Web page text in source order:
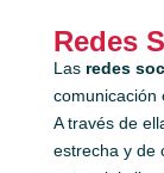
Redes
Las redes
comunicación
A través de
estrecha y de